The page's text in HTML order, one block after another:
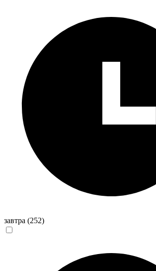
завтра (252)